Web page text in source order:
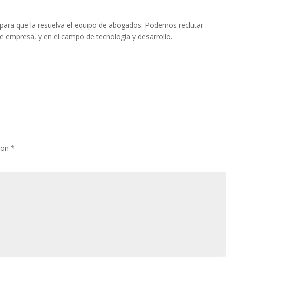
que la resuelva el equipo de abogados. Podemos reclutar
y en el campo de tecnología y desarrollo.
*